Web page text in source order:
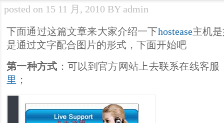
posted on 15 11 月, 2010 BY admin
下面通过这篇文章来大家介绍一下hostease主机
是通过文字配合图片的形式，下面开始吧
第一种方式 ：可以到官方网站上去联系在线客服
里 ；